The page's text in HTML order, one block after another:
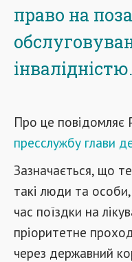
право на
інвалідністю.
Про це повідомляє
пресслужбу глави
Зазначається, що
такі люди та
час поїздки на
пріоритетне
через державний